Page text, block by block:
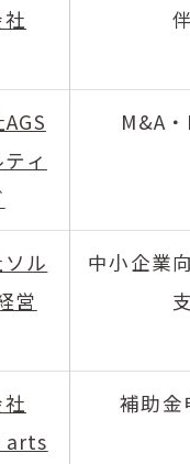
ィ
M&A
ル
営
中小企業
arts
補助金